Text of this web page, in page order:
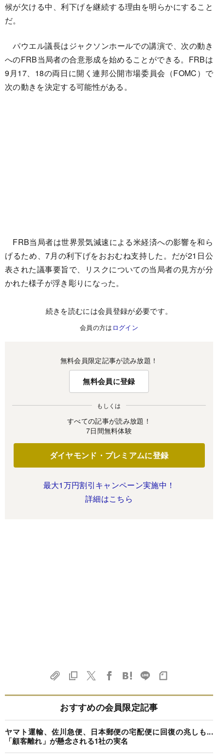
候が欠ける中、利下げを継続する理由を明らかにすること
だ。
パウエル議長はジャクソンホールでの講演で、次の動き
へのFRB当局者の合意形成を始めることができる。FRBは
9月17、18の両日に開く連邦公開市場委員会（FOMC）で
次の動きを決定する可能性がある。
FRB当局者は世界景気減速による米経済への影響を和ら
げるため、7月の利下げをおおむね支持した。だが21日公
表された議事要旨で、リスクについての当局者の見方が分
かれた様子が浮き彫りになった。
続きを読むには会員登録が必要です。
会員の方は ログイン
無料会員限定記事が読み放題！
無料会員に登録
もしくは
すべての記事が読み放題！
7日間無料体験
ダイヤモンド・プレミアムに登録
最大1万円割引キャンペーン実施中！
詳細はこちら
おすすめの会員限定記事
ヤマト運輸、佐川急便、日本郵便の宅配便に回復の兆しも...
「顧客離れ」が懸念される1社の実名